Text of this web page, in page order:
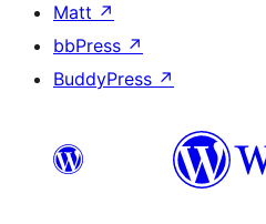
Matt ↗
bbPress ↗
BuddyPress ↗